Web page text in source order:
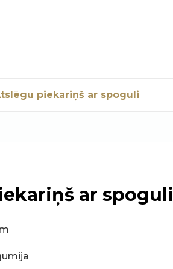
piekariņš ar spoguli
ar spoguli